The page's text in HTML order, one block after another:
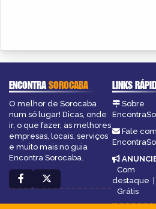
ENCONTRASOROCABA
O melhor de Sorocaba
num só lugar! Dicas, onde
ir, o que fazer, as melhores
empresas, locais, serviços
e muito mais no guia
Encontra Sorocaba.
LINKS
Sobre
Fale
Com
destaque |
Grátis